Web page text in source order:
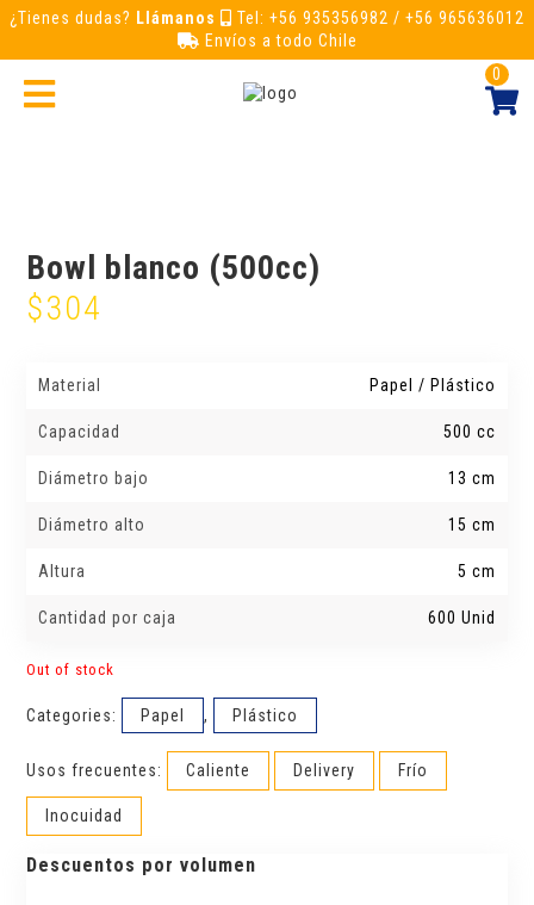
¿Tienes dudas? Llámanos
Tel: +56 935356982 / +56 965636012
Envíos a todo Chile
0
Bowl blanco (500cc)
$304
Material Papel / Plástico
Capacidad 500 cc
Diámetro bajo 13 cm
Diámetro alto 15 cm
Altura 5 cm
Cantidad por caja 600 Unid
Out of stock
Categories: Papel , Plástico
Usos frecuentes: Caliente Delivery Frío
Inocuidad
Descuentos por volumen